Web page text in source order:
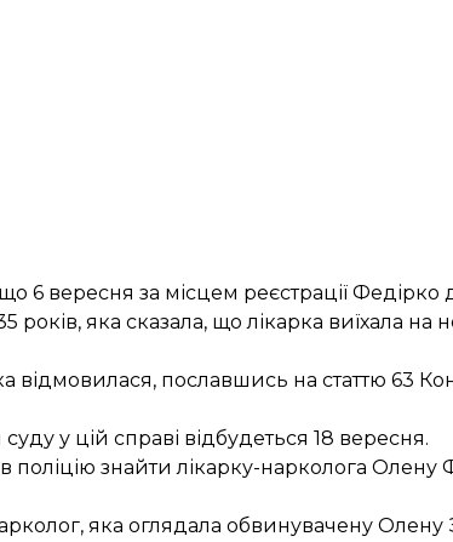
6 вересня за місцем реєстрації Федірко
яка сказала, що лікарка виїхала на
відмовилася, пославшись на статтю 63
у цій справі відбудеться 18 вересня.
поліцію знайти лікарку-нарколога Олену
яка оглядала обвинувачену Олену